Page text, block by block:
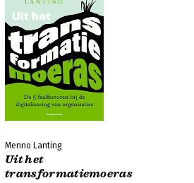
Menno Lanting
Uit het
transformatiemoeras